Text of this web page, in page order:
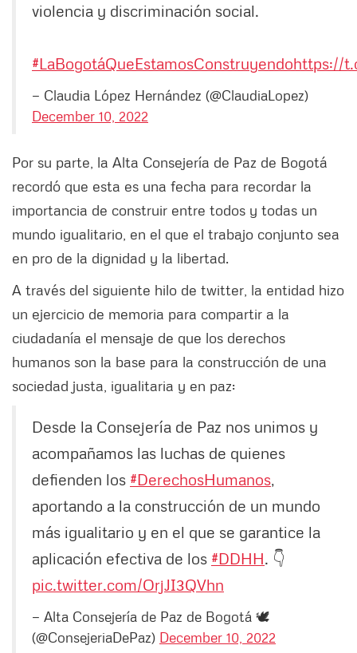
violencia y discriminación social.
#LaBogotáQueEstamosConstruyendohttps://
— Claudia López Hernández (@ClaudiaLopez)
December 10, 2022
Por su parte, la Alta Consejería de Paz de Bogotá
recordó que esta es una fecha para recordar la
importancia de construir entre todos y todas un
mundo igualitario, en el que el trabajo conjunto sea
en pro de la dignidad y la libertad.
A través del siguiente hilo de twitter, la entidad hizo
un ejercicio de memoria para compartir a la
ciudadanía el mensaje de que los derechos
humanos son la base para la construcción de una
sociedad justa, igualitaria y en paz:
Desde la Consejería de Paz nos unimos y
acompañamos las luchas de quienes
defienden los #DerechosHumanos,
aportando a la construcción de un mundo
más igualitario y en el que se garantice la
aplicación efectiva de los #DDHH. 👇
pic.twitter.com/OrjJI3QVhn
— Alta Consejería de Paz de Bogotá 🕊
(@ConsejeriaDePaz) December 10, 2022